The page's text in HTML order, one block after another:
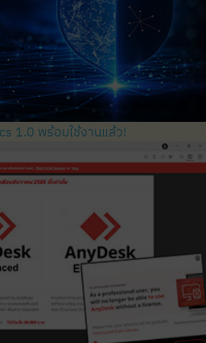
1.0 พร้อมใช้งานแล้ว!